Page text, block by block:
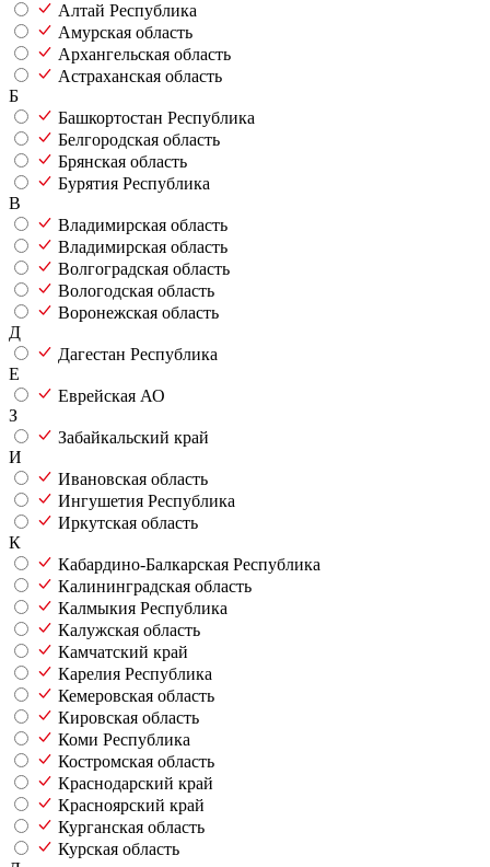
Алтай Республика
Амурская область
Архангельская область
Астраханская область
Б
Башкортостан Республика
Белгородская область
Брянская область
Бурятия Республика
В
Владимирская область
Владимирская область
Волгоградская область
Вологодская область
Воронежская область
Д
Дагестан Республика
Е
Еврейская АО
З
Забайкальский край
И
Ивановская область
Ингушетия Республика
Иркутская область
К
Кабардино-Балкарская Республика
Калининградская область
Калмыкия Республика
Калужская область
Камчатский край
Карелия Республика
Кемеровская область
Кировская область
Коми Республика
Костромская область
Краснодарский край
Красноярский край
Курганская область
Курская область